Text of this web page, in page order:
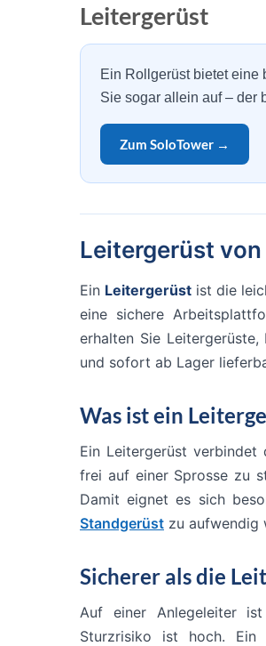
Leitergerüst
Ein Rollgerüst bietet eine
Sie sogar allein auf – der
Zum SoloTower →
Leitergerüst von
Ein Leitergerüst ist die
eine sichere
erhalten Sie
und sofort ab Lager
Was ist ein
Ein Leitergerüst
frei auf einer Sprosse zu
Damit eignet es sich
Standgerüst zu aufwendig
Sicherer als die
Auf einer Anlegeleiter
Sturzrisiko ist hoch. Ein